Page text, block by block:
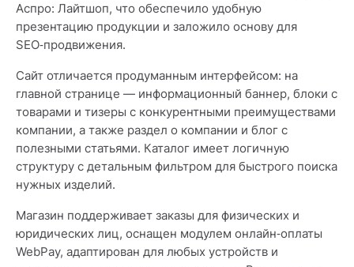
Аспро: Лайтшоп, что обеспечило удобную
презентацию продукции и заложило основу для
SEO‑продвижения.
Сайт отличается продуманным интерфейсом: на
главной странице — информационный баннер, блоки с
товарами и тизеры с конкурентными преимуществами
компании, а также раздел о компании и блог с
полезными статьями. Каталог имеет логичную
структуру с детальным фильтром для быстрого поиска
нужных изделий.
Магазин поддерживает заказы для физических и
юридических лиц, оснащен модулем онлайн‑оплаты
WebPay, адаптирован для любых устройств и